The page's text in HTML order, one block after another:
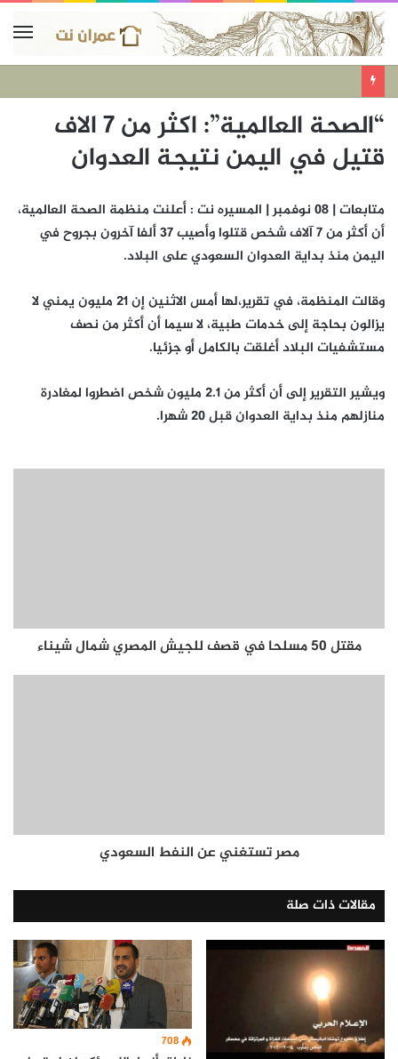
“الصحة العالمية”: اكثر من 7 الاف
قتيل في اليمن نتيجة العدوان
متابعات | 08 نوفمبر | المسيره نت : أعلنت منظمة الصحة العالمية،
أن أكثر من 7 آلاف شخص قتلوا وأصيب 37 ألفا آخرون بجروح في
اليمن منذ بداية العدوان السعودي على البلاد.
وقالت المنظمة، في تقرير،لها أمس الاثنين إن 21 مليون يمني لا
يزالون بحاجة إلى خدمات طبية، لا سيما أن أكثر من نصف
مستشفيات البلاد أغلقت بالكامل أو جزئيا.
ويشير التقرير إلى أن أكثر من 2.1 مليون شخص اضطروا لمغادرة
منازلهم منذ بداية العدوان قبل 20 شهرا.
مقتل 50 مسلحا في قصف للجيش المصري شمال شيناء
مصر تستغني عن النفط السعودي
مقالات ذات صلة
708